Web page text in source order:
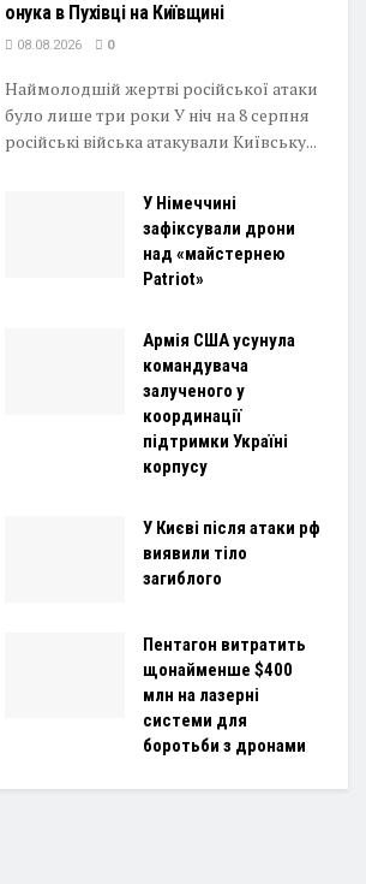
онука в Пухівці на Київщині
08.08.2026 0
Наймолодшій жертві російської атаки
було лише три роки У ніч на 8 серпня
російські війська атакували Київську...
У Німеччині
зафіксували дрони
над «майстернею
Patriot»
Армія США усунула
командувача
залученого у
координації
підтримки Україні
корпусу
У Києві після атаки рф
виявили тіло
загиблого
Пентагон витратить
щонайменше $400
млн на лазерні
системи для
боротьби з дронами